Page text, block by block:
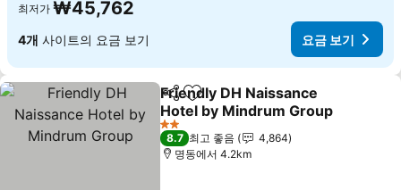
최저가 ₩45,762
4개 사이트의 요금 보기 요금 보기
공유 즐겨찾기에 추가
Friendly DH Naissance
Hotel by Mindrum Group
요금 보기
2 성급
8.7 최고 좋음
4,864
명동에서 4.2km